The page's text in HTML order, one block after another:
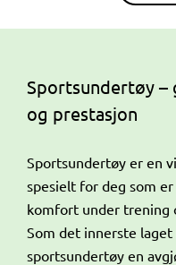
Sportsundertøy
og prestasjon
Sportsundertøy er en
spesielt for deg som
komfort under trening
Som det innerste
sportsundertøy en